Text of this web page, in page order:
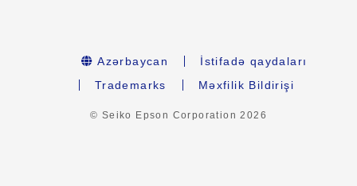
Azərbaycan
İstifadə qaydaları
Trademarks
Məxfilik Bildirişi
© Seiko Epson Corporation 2026